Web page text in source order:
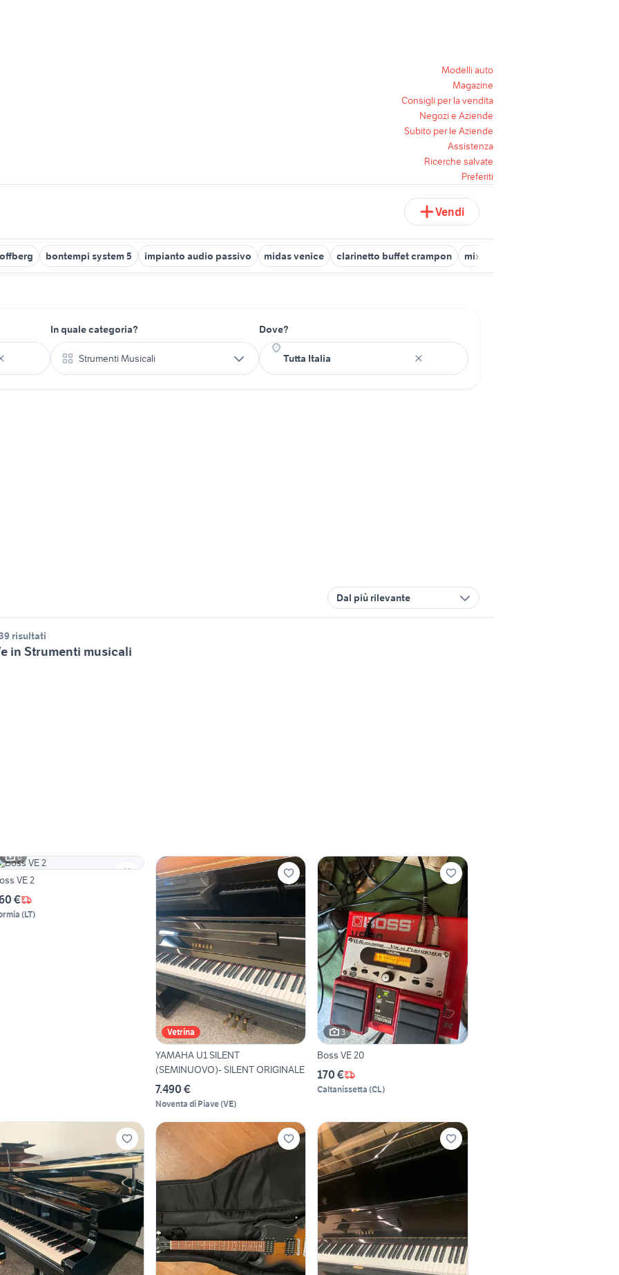
Modelli auto
Magazine
Consigli per la vendita
Negozi e Aziende
Subito per le Aziende
Assistenza
Ricerche salvate
Preferiti
Vendi
bontempi system 5 impianto audio passivo midas venice clarinetto buffet crampon mixer lem strumenti musicali
In quale categoria?
Strumenti Musicali
Dove?
Dal più rilevante
risultati
in Strumenti musicali
6
VE 2
€
(LT)
Vetrina
YAMAHA U1 SILENT
(SEMINUOVO)- SILENT ORIGINALE
7.490 €
Noventa di Piave(VE)
3
Boss VE 20
170 €
Caltanissetta (CL)